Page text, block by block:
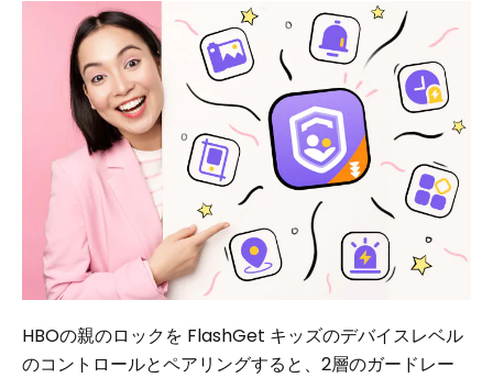
HBOの親のロックを FlashGet キッズのデバイスレベル
のコントロールとペアリングすると、2層のガードレー